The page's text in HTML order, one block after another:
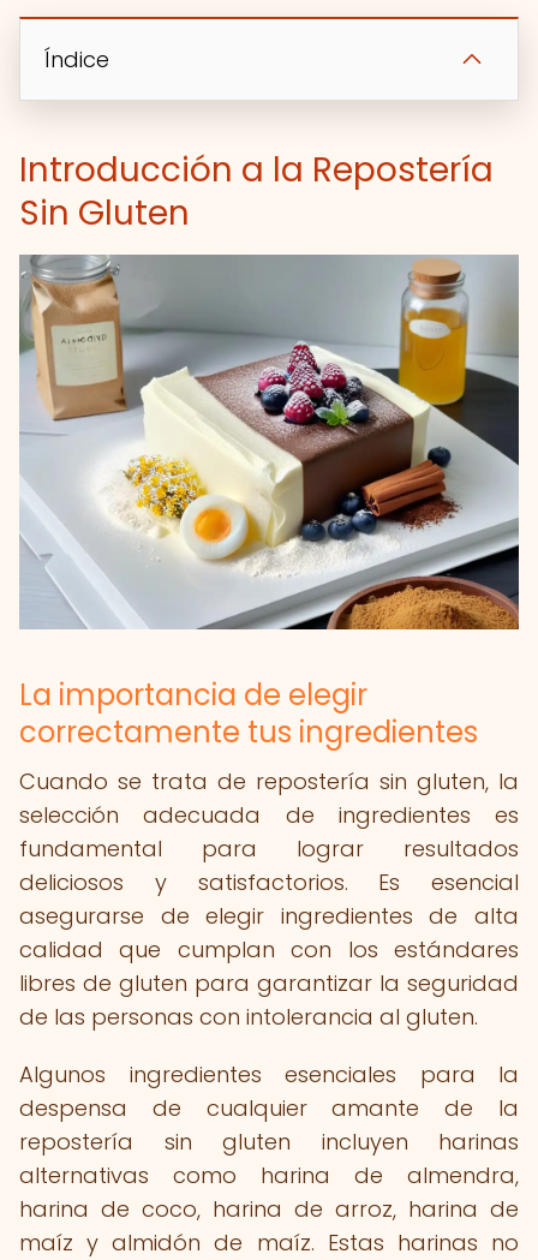
Índice
Introducción a la Repostería
Sin Gluten
La importancia de elegir
correctamente tus ingredientes
Cuando se trata de repostería sin gluten, la
selección adecuada de ingredientes es
fundamental para lograr resultados
deliciosos y satisfactorios. Es esencial
asegurarse de elegir ingredientes de alta
calidad que cumplan con los estándares
libres de gluten para garantizar la seguridad
de las personas con intolerancia al gluten.
Algunos ingredientes esenciales para la
despensa de cualquier amante de la
repostería sin gluten incluyen harinas
alternativas como harina de almendra,
harina de coco, harina de arroz, harina de
maíz y almidón de maíz. Estas harinas no